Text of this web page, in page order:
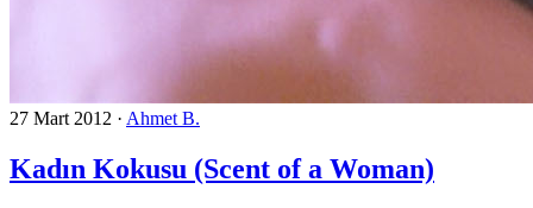
27 Mart 2012 · Ahmet B.
Kadın Kokusu (Scent of a Woman)